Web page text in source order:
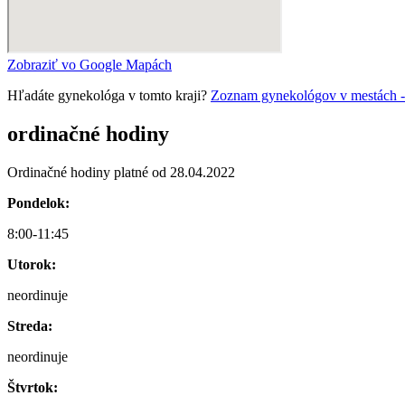
Zobraziť vo Google Mapách
Hľadáte gynekológa v tomto kraji? Zoznam gynekológov v
ordinačné hodiny
Ordinačné hodiny platné od 28.04.2022
Pondelok:
8:00-11:45
Utorok:
neordinuje
Streda:
neordinuje
Štvrtok: